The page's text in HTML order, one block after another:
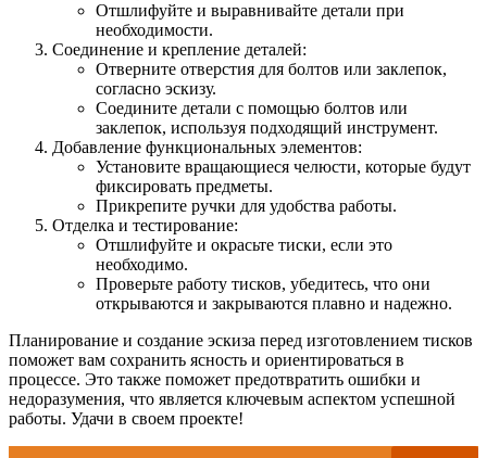
Отшлифуйте и выравнивайте детали при
необходимости.
Соединение и крепление деталей:
Отверните отверстия для болтов или заклепок,
согласно эскизу.
Соедините детали с помощью болтов или
заклепок, используя подходящий инструмент.
Добавление функциональных элементов:
Установите вращающиеся челюсти, которые будут
фиксировать предметы.
Прикрепите ручки для удобства работы.
Отделка и тестирование:
Отшлифуйте и окрасьте тиски, если это
необходимо.
Проверьте работу тисков, убедитесь, что они
открываются и закрываются плавно и надежно.
Планирование и создание эскиза перед изготовлением тисков
поможет вам сохранить ясность и ориентироваться в
процессе. Это также поможет предотвратить ошибки и
недоразумения, что является ключевым аспектом успешной
работы. Удачи в своем проекте!